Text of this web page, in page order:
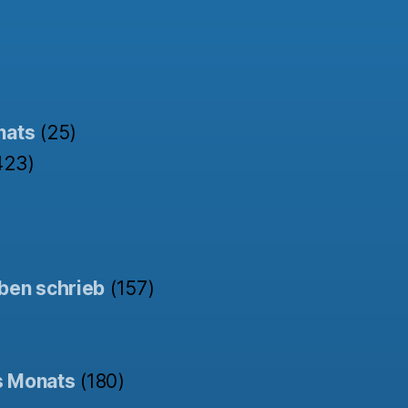
(25)
schrieb (157)
Monats (180)